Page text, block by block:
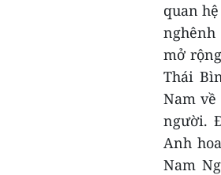
quan
mở
Thái
Nam
người.
Anh
Nam